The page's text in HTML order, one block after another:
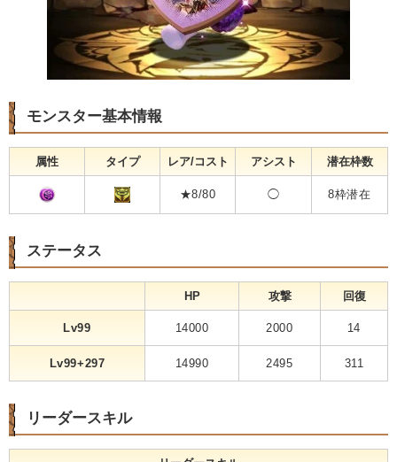
モンスター基本情報
属性 タイプ レア/コスト アシスト 潜在枠数
★8/80 ◯ 8枠潜在
ステータス
HP 攻撃 回復
Lv99 14000 2000 14
Lv99+297 14990 2495 311
リーダースキル